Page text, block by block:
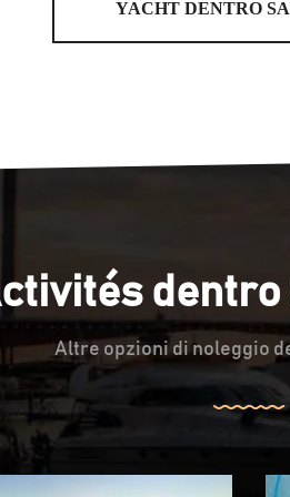
YACHT DENTRO
dentro
Altre opzioni di noleggio